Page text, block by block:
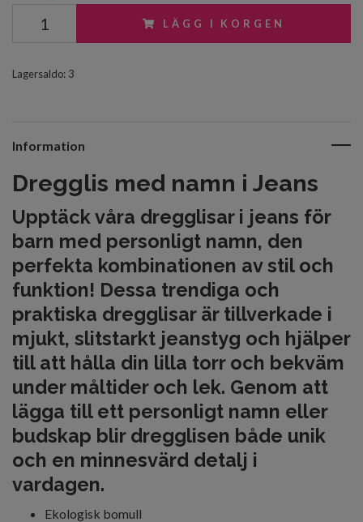
LÄGG I KORGEN
Lagersaldo: 3
Information
Dregglis med namn i Jeans
Upptäck våra dregglisar i jeans för
barn med personligt namn, den
perfekta kombinationen av stil och
funktion! Dessa trendiga och
praktiska dregglisar är tillverkade i
mjukt, slitstarkt jeanstyg och hjälper
till att hålla din lilla torr och bekväm
under måltider och lek. Genom att
lägga till ett personligt namn eller
budskap blir dregglisen både unik
och en minnesvärd detalj i
vardagen.
Ekologisk bomull